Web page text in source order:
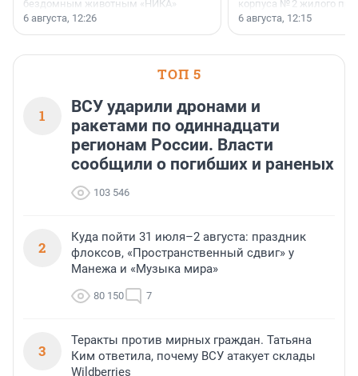
бездомным животным «НИКА»
заключили соглашение о
6 августа, 12:26
корпуса № 2 жилого
Уютный квартал»,
6 августа, 12:15
ТОП 5
1
ВСУ ударили дронами и
ракетами по одиннадцати
регионам России. Власти
сообщили о погибших и раненых
103 546
2
Куда пойти 31 июля–2 августа: праздник
флоксов, «Пространственный сдвиг» у
Манежа и «Музыка мира»
80 150 7
3
Теракты против мирных граждан. Татьяна
Ким ответила, почему ВСУ атакует склады
Wildberries